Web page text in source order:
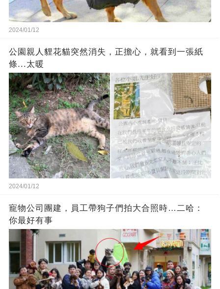
2024/01/12
公園親人貍花貓突然消失，正擔心，就看到一張紙
條...太暖
2024/01/12
寵物公司團建，員工帶狗子們拍大合照時…二哈：
你最好有事